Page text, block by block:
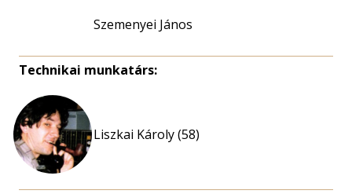
Szemenyei János
Technikai munkatárs:
Liszkai Károly (58)